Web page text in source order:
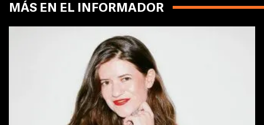
MÁS EN EL INFORMADOR